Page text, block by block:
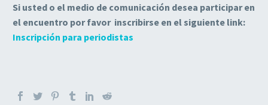
Si usted o el medio de comunicación desea participar en
el encuentro por favor inscribirse en el siguiente link:
Inscripción para periodistas